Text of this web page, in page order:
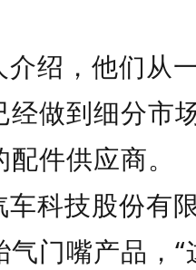
介绍，他们从
经做到细分市
件供应商。
车科技股份有
门嘴产品，